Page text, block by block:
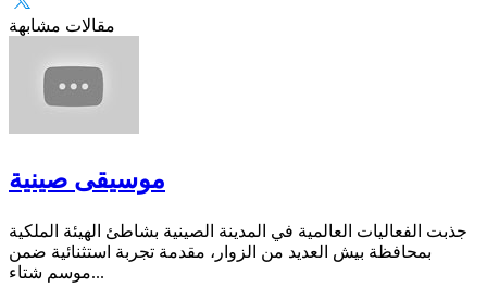
مقالات مشابهة
موسيقى صينية
جذبت الفعاليات العالمية في المدينة الصينية بشاطئ الهيئة الملكية
بمحافظة بيش العديد من الزوار، مقدمة تجربة استثنائية ضمن
موسم شتاء...